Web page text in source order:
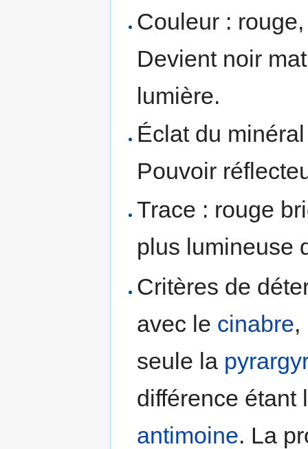
Couleur :
Devient noir
lumière.
Éclat du
Pouvoir
Trace : rouge
plus lumineuse
Critères de
avec le cinabre
seule la
différence
antimoine. La